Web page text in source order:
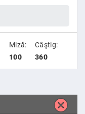
Miză:
100
Câştig:
360